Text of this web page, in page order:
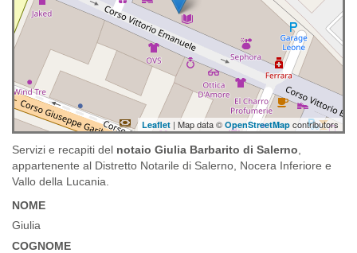
Leaflet | Map data © OpenStreetMap contributors
Servizi e recapiti del notaio Giulia Barbarito di Salerno
appartenente al Distretto Notarile di Salerno, Nocera Inferiore e
Vallo della Lucania.
NOME
Giulia
COGNOME